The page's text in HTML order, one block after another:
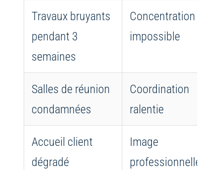
Travaux bruyants
pendant 3
semaines
Concentration
impossible
Salles de réunion
condamnées
Coordination
ralentie
Accueil client
dégradé
Image
professionnelle